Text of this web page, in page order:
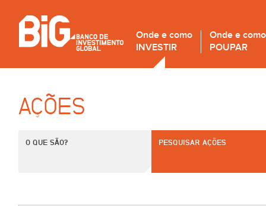
Onde e como
INVESTIR
Onde e como
POUPAR
AÇÕES
O QUE SÃO? PESQUISAR AÇÕES